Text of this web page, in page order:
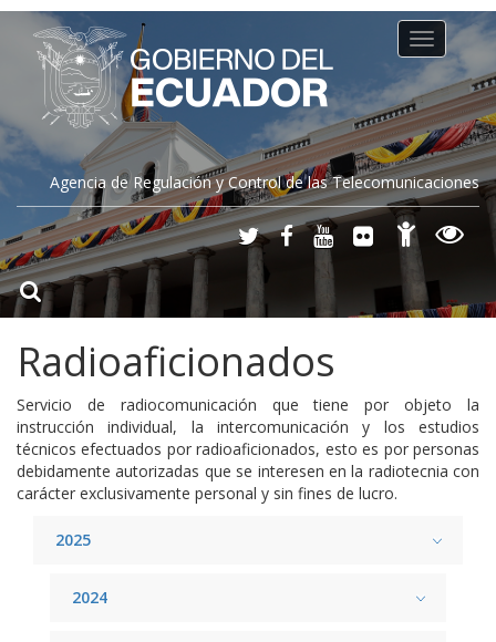
Agencia de Regulación y Control de las Telecomunicaciones
Toggle
navigation
Radioaficionados
Servicio de radiocomunicación que tiene por objeto la
instrucción individual, la intercomunicación y los estudios
técnicos efectuados por radioaficionados, esto es por personas
debidamente autorizadas que se interesen en la radiotecnia con
carácter exclusivamente personal y sin fines de lucro.
2025
2024